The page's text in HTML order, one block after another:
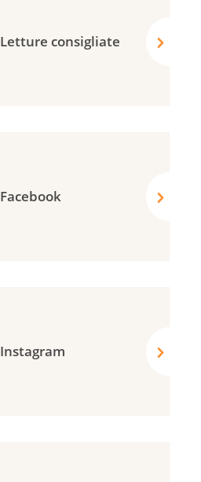
Letture consigliate
Facebook
Instagram